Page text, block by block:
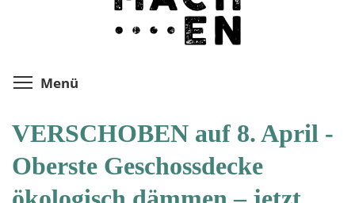
Menü
VERSCHOBEN auf 8. April -
Oberste Geschossdecke